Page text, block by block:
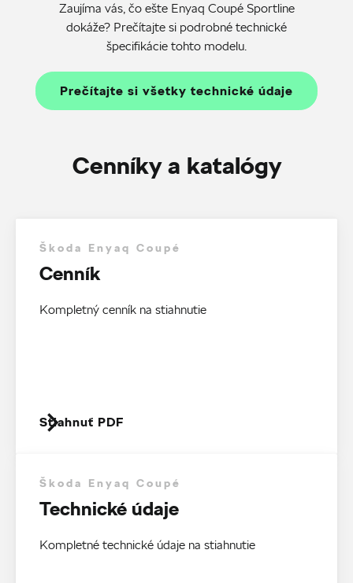
Zaujíma vás, čo ešte Enyaq Coupé Sportline
dokáže? Prečítajte si podrobné technické
špecifikácie tohto modelu.
Prečítajte si všetky technické údaje
Cenníky a katalógy
Škoda Enyaq Coupé
Cenník
Kompletný cenník na stiahnutie
Stiahnuť PDF
Škoda Enyaq Coupé
Technické údaje
Kompletné technické údaje na stiahnutie